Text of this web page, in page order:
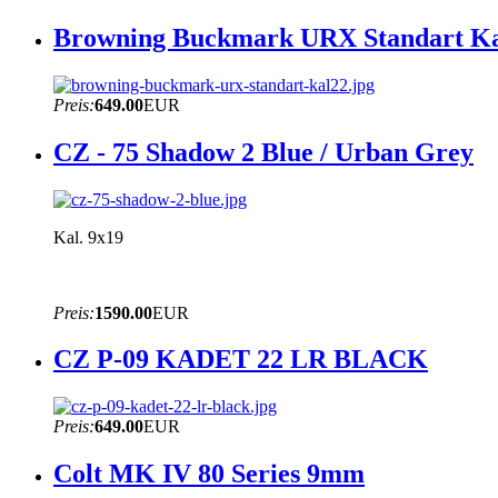
Browning Buckmark URX Standart
Preis:649.00EUR
CZ - 75 Shadow 2 Blue / Urban Grey
Kal. 9x19
Preis:1590.00EUR
CZ P-09 KADET 22 LR BLACK
Preis:649.00EUR
Colt MK IV 80 Series 9mm